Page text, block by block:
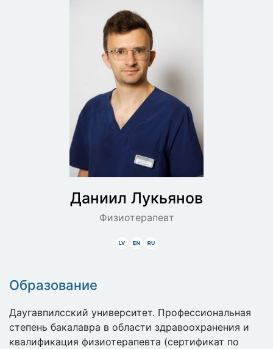
Даниил Лукьянов
Физиотерапевт
Latviski
AngliskiKrieviski
Образование
Даугавпилсский университет. Профессиональная
степень бакалавра в области здравоохранения и
квалификация физиотерапевта (сертификат по